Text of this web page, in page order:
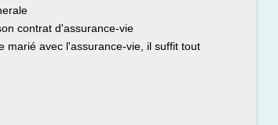
contrat d'assurance-vie
marié avec l'assurance-vie, il suffit tout